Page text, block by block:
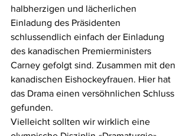
halbherzigen und lächerlichen
Einladung des Präsidenten
schlussendlich einfach der Einladung
des kanadischen Premierministers
Carney gefolgt sind. Zusammen mit den
kanadischen Eishockeyfrauen. Hier hat
das Drama einen versöhnlichen Schluss
gefunden.
Vielleicht sollten wir wirklich eine